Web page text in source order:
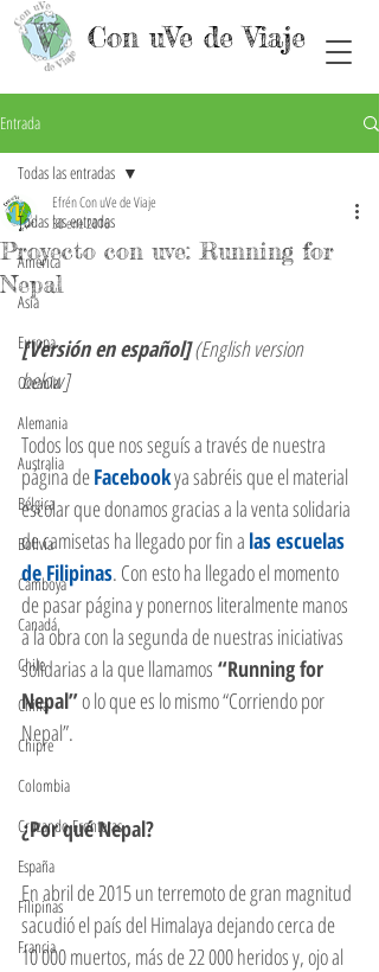
Con uVe de Viaje
Entrada
Todas las entradas
América
Asia
Europa
Oceanía
Alemania
Australia
Bélgica
Bolivia
Camboya
Canadá
Chile
China
Chipre
Colombia
Cruzando Fronteras
España
Filipinas
Francia
Todas las entradas
Proyecto con uve: Running for
Nepal
Efrén Con uVe de Viaje
30 ene 2016
[Versión en español] (English version
below]
Todos los que nos seguís a través de nuestra
página de Facebook ya sabréis que el material
escolar que donamos gracias a la venta solidaria
de camisetas ha llegado por fin a las escuelas
de Filipinas. Con esto ha llegado el momento
de pasar página y ponernos literalmente manos
a la obra con la segunda de nuestras iniciativas
solidarias a la que llamamos “Running for
Nepal” o lo que es lo mismo “Corriendo por
Nepal”.
¿Por qué Nepal?
En abril de 2015 un terremoto de gran magnitud
sacudió el país del Himalaya dejando cerca de
10 000 muertos, más de 22 000 heridos y, ojo al